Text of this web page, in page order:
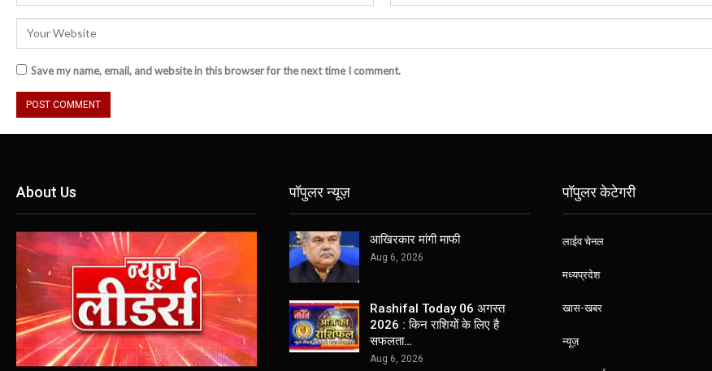
Save my name, email, and website in this browser for the next time I comment.
About Us पॉपुलर न्यूज़
आखिरकार मांगी माफी
Aug 6, 2026
Rashifal Today 06 अगस्त
2026 : किन राशियों के लिए है
सफलता…
Aug 6, 2026
पॉपुलर केटेगरी
लाईव चेनल
मध्यप्रदेश
खास-खबर
न्यूज़